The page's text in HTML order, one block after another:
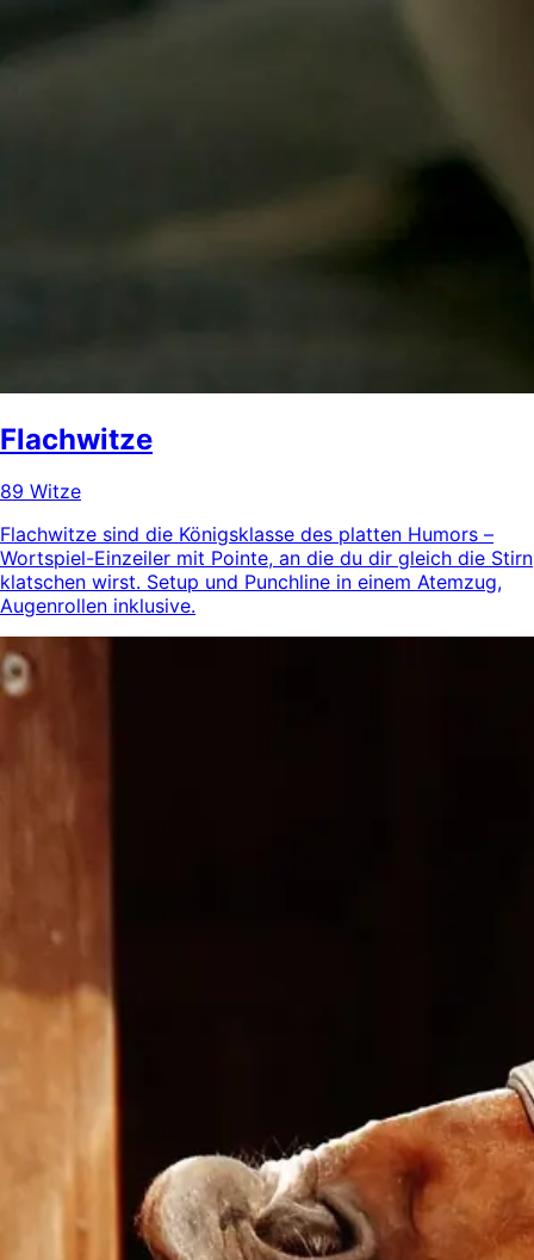
Flachwitze
89 Witze
Flachwitze sind die Königsklasse des platten Humors –
Wortspiel-Einzeiler mit Pointe, an die du dir gleich die Stirn
klatschen wirst. Setup und Punchline in einem Atemzug,
Augenrollen inklusive.